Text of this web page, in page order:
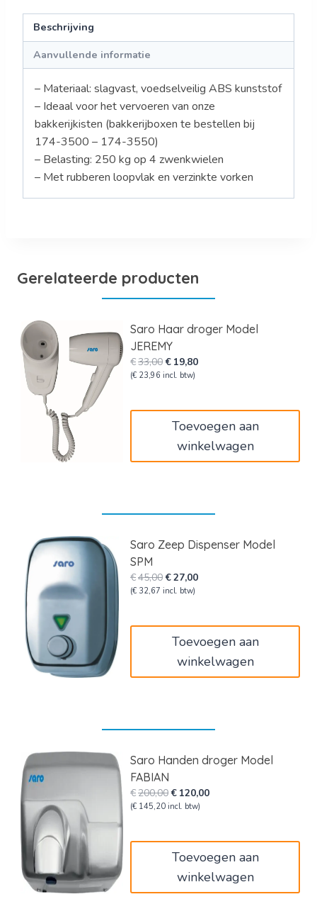
Beschrijving
Aanvullende informatie
– Materiaal: slagvast, voedselveilig ABS kunststof
– Ideaal voor het vervoeren van onze
bakkerijkisten (bakkerijboxen te bestellen bij
174-3500 – 174-3550)
– Belasting: 250 kg op 4 zwenkwielen
– Met rubberen loopvlak en verzinkte vorken
Gerelateerde producten
Saro Haar droger Model
JEREMY
€33,00Oorspronkelijke
prijs
€ 19,80Huidige
(€ 23,96 incl. btw)
Toevoegen aan
winkelwagen
Saro Zeep Dispenser Model
SPM
€45,00Oorspronkelijke
prijs
€27,00Huidige
(€ 32,67 incl. btw)
Toevoegen aan
winkelwagen
Saro Handen droger Model
FABIAN
€200,00Oorspronkelijke
prijs
€ 120,00Huidige
(€ 145,20 incl. btw)
Toevoegen aan
winkelwagen